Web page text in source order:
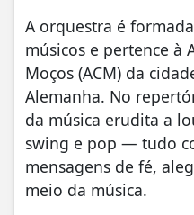
A orquestra é
músicos e pertence à
Moços (ACM) da
Alemanha. No
da música erudita a
swing e pop — tudo
mensagens de fé,
meio da música.